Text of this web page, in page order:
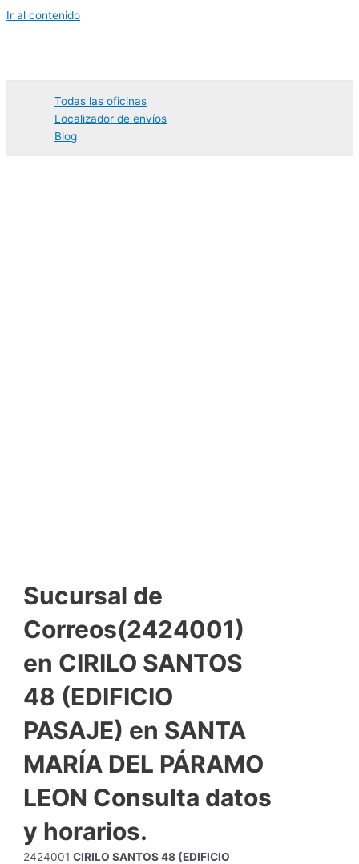
Ir al contenido
Todas las oficinas
Localizador de envíos
Blog
Sucursal de
Correos(2424001)
en CIRILO SANTOS
48 (EDIFICIO
PASAJE) en SANTA
MARÍA DEL PÁRAMO
LEON Consulta datos
y horarios.
2424001CIRILO SANTOS 48 (EDIFICIO